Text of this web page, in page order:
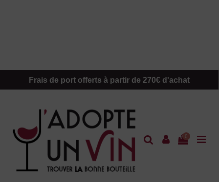
Frais de port offerts à partir de 270€ d'achat
0